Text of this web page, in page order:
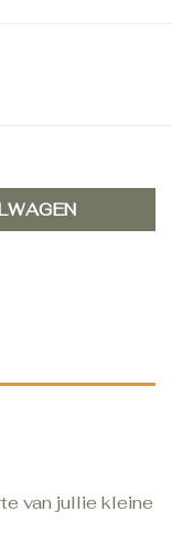
van jullie kleine